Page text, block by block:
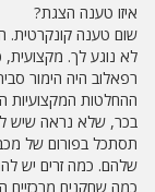
איזו טענה הצגת?
שום טענה קונקרטית.
לא נוגע לך.
רפאלוב היה הימור
ההחלטות המקצועיות
בכר, שלא נראה שיש
תסתכל בפורום של
שלהם. כמה זרים יש להם
כמה שחקנים מרכזיים